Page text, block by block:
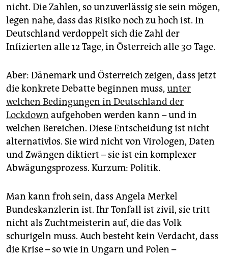
nicht. Die Zahlen, so unzuverlässig sie sein mögen,
legen nahe, dass das Risiko noch zu hoch ist. In
Deutschland verdoppelt sich die Zahl der
Infizierten alle 12 Tage, in Österreich alle 30 Tage.
Aber: Dänemark und Österreich zeigen, dass jetzt
die konkrete Debatte beginnen muss, unter
welchen Bedingungen in Deutschland der
Lockdown aufgehoben werden kann – und in
welchen Bereichen. Diese Entscheidung ist nicht
alternativlos. Sie wird nicht von Virologen, Daten
und Zwängen diktiert – sie ist ein komplexer
Abwägungsprozess. Kurzum: Politik.
Man kann froh sein, dass Angela Merkel
Bundeskanzlerin ist. Ihr Tonfall ist zivil, sie tritt
nicht als Zuchtmeisterin auf, die das Volk
schurigeln muss. Auch besteht kein Verdacht, dass
die Krise – so wie in Ungarn und Polen –